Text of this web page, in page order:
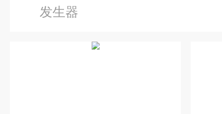
发生器